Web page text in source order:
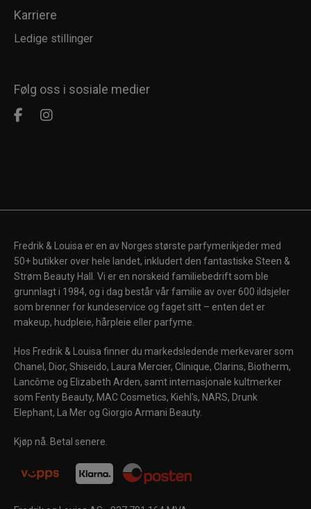
Karriere
Ledige stillinger
Følg oss i sosiale medier
Fredrik & Louisa er en av Norges største parfymerikjeder med
50+ butikker over hele landet, inkludert den fantastiske Steen &
Strøm Beauty Hall. Vi er en norskeid familiebedrift som ble
grunnlagt i 1984, og i dag består vår familie av over 600 ildsjeler
som brenner for kundeservice og faget sitt – enten det er
makeup, hudpleie, hårpleie eller parfyme.
Hos Fredrik & Louisa finner du markedsledende merkevarer som
Chanel, Dior, Shiseido, Laura Mercier, Clinique, Clarins, Biotherm,
Lancôme og Elizabeth Arden, samt internasjonale kultmerker
som Fenty Beauty, MAC Cosmetics, Kiehl's, NARS, Drunk
Elephant, La Mer og Giorgio Armani Beauty.
Kjøp nå. Betal senere.